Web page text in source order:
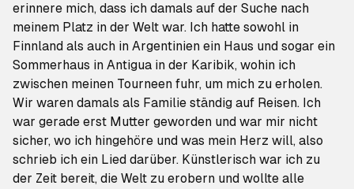
erinnere mich, dass ich damals auf der Suche nach
meinem Platz in der Welt war. Ich hatte sowohl in
Finnland als auch in Argentinien ein Haus und sogar ein
Sommerhaus in Antigua in der Karibik, wohin ich
zwischen meinen Tourneen fuhr, um mich zu erholen.
Wir waren damals als Familie ständig auf Reisen. Ich
war gerade erst Mutter geworden und war mir nicht
sicher, wo ich hingehöre und was mein Herz will, also
schrieb ich ein Lied darüber. Künstlerisch war ich zu
der Zeit bereit, die Welt zu erobern und wollte alle